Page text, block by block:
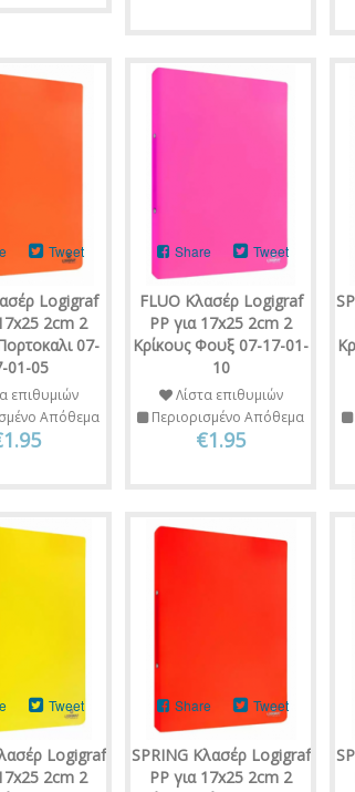
Logigraf
2cm 2
07-
01-05
Tweet
επιθυμιών
Απόθεμα
FLUO Κλασέρ Logigraf
PP για 17x25 2cm 2
Κρίκους Φουξ 07-17-01-
10
Share Tweet
Λίστα επιθυμιών
Περιορισμένο Απόθεμα
€1.95
Logigraf
2cm 2
Tweet
SPRING Κλασέρ Logigraf
PP για 17x25 2cm 2
Share Tweet